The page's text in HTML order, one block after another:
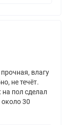
влагу
не течёт.
пол сделал
30